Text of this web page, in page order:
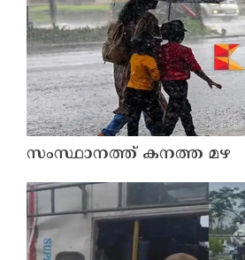
സംസ്ഥാനത്ത് കനത്ത മഴ